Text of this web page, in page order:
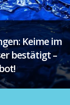
Keime im
bestätigt –